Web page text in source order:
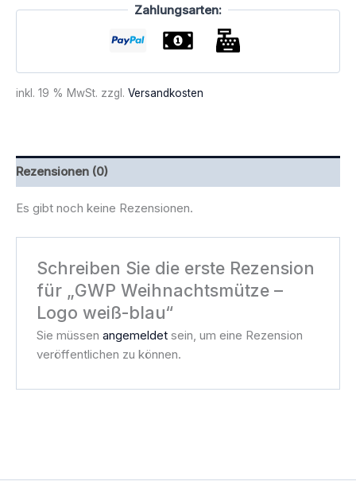
Zahlungsarten:
inkl. 19 % MwSt. zzgl. Versandkosten
Rezensionen (0)
Es gibt noch keine Rezensionen.
Schreiben Sie die erste Rezension
für „GWP Weihnachtsmütze –
Logo weiß-blau“
Sie müssenangemeldet sein, um eine Rezension
veröffentlichen zu können.